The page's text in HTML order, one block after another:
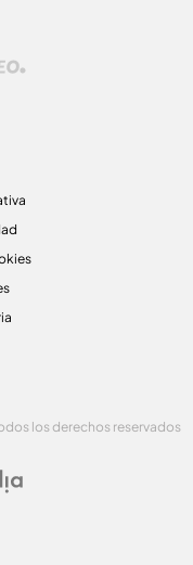
los derechos reservados